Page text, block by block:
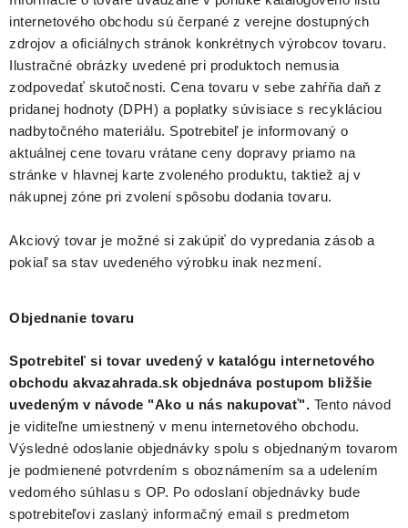
internetového obchodu sú čerpané z verejne dostupných
zdrojov a oficiálnych stránok konkrétnych výrobcov tovaru.
Ilustračné obrázky uvedené pri produktoch nemusia
zodpovedať skutočnosti. Cena tovaru v sebe zahŕňa daň z
pridanej hodnoty (DPH) a poplatky súvisiace s recykláciou
nadbytočného materiálu. Spotrebiteľ je informovaný o
aktuálnej cene tovaru vrátane ceny dopravy priamo na
stránke v hlavnej karte zvoleného produktu, taktiež aj v
nákupnej zóne pri zvolení spôsobu dodania tovaru.
Akciový tovar je možné si zakúpiť do vypredania zásob a
pokiaľ sa stav uvedeného výrobku inak nezmení.
Objednanie tovaru
Spotrebiteľ si tovar uvedený v katalógu internetového
obchodu akvazahrada.sk objednáva postupom bližšie
uvedeným v návode "Ako u nás nakupovať". Tento návod
je viditeľne umiestnený v menu internetového obchodu.
Výsledné odoslanie objednávky spolu s objednaným tovarom
je podmienené potvrdením s oboznámením sa a udelením
vedomého súhlasu s OP. Po odoslaní objednávky bude
spotrebiteľovi zaslaný informačný email s predmetom